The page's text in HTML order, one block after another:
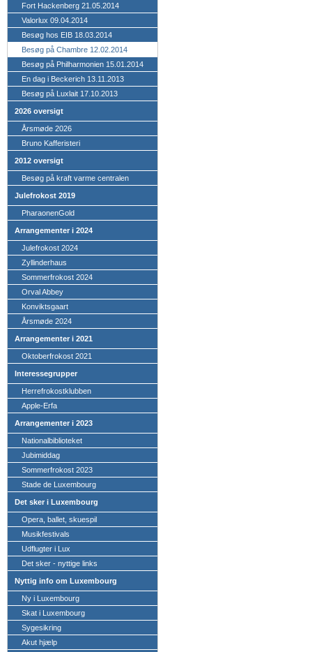
Fort Hackenberg 21.05.2014
Valorlux 09.04.2014
Besøg hos EIB 18.03.2014
Besøg på Chambre 12.02.2014
Besøg på Philharmonien 15.01.2014
En dag i Beckerich 13.11.2013
Besøg på Luxlait 17.10.2013
2026 oversigt
Årsmøde 2026
Bruno Kafferisteri
2012 oversigt
Besøg på kraft varme centralen
Julefrokost 2019
PharaonenGold
Arrangementer i 2024
Julefrokost 2024
Zyllinderhaus
Sommerfrokost 2024
Orval Abbey
Konviktsgaart
Årsmøde 2024
Arrangementer i 2021
Oktoberfrokost 2021
Interessegrupper
Herrefrokostklubben
Apple-Erfa
Arrangementer i 2023
Nationalbiblioteket
Jubimiddag
Sommerfrokost 2023
Stade de Luxembourg
Det sker i Luxembourg
Opera, ballet, skuespil
Musikfestivals
Udflugter i Lux
Det sker - nyttige links
Nyttig info om Luxembourg
Ny i Luxembourg
Skat i Luxembourg
Sygesikring
Akut hjælp